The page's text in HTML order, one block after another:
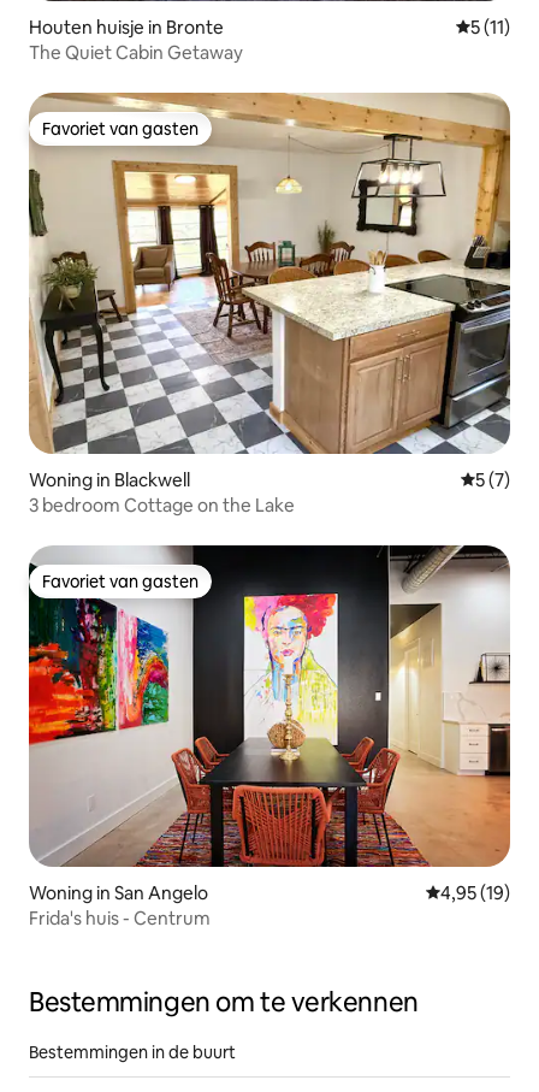
Houten huisje in Bronte
5 (11)
The Quiet Cabin Getaway
Favoriet van gasten
Favoriet van gasten
Woning in Blackwell
5 (7)
3 bedroom Cottage on the Lake
Favoriet van gasten
Favoriet van gasten
Woning in San Angelo Gemiddelde
4,95 (19)
Frida's huis - Centrum
Bestemmingen om te verkennen
Bestemmingen in de buurt